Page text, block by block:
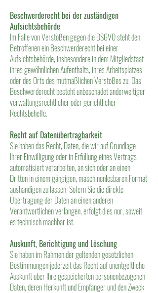
Beschwerderecht bei der zuständigen
Aufsichtsbehörde
Im Falle von Verstößen gegen die DSGVO steht den
Betroffenen ein Beschwerderecht bei einer
Aufsichtsbehörde, insbesondere in dem Mitgliedstaat
ihres gewöhnlichen Aufenthalts, ihres Arbeitsplatzes
oder des Orts des mutmaßlichen Verstoßes zu. Das
Beschwerderecht besteht unbeschadet anderweitiger
verwaltungsrechtlicher oder gerichtlicher
Rechtsbehelfe.
Recht auf Datenübertragbarkeit
Sie haben das Recht, Daten, die wir auf Grundlage
Ihrer Einwilligung oder in Erfüllung eines Vertrags
automatisiert verarbeiten, an sich oder an einen
Dritten in einem gängigen, maschinenlesbaren Format
aushändigen zu lassen. Sofern Sie die direkte
Übertragung der Daten an einen anderen
Verantwortlichen verlangen, erfolgt dies nur, soweit
es technisch machbar ist.
Auskunft, Berichtigung und Löschung
Sie haben im Rahmen der geltenden gesetzlichen
Bestimmungen jederzeit das Recht auf unentgeltliche
Auskunft über Ihre gespeicherten personenbezogenen
Daten, deren Herkunft und Empfänger und den Zweck